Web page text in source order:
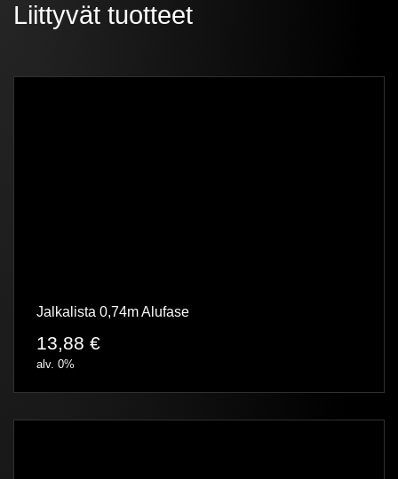
Liittyvät tuotteet
Jalkalista 0,74m Alufase
13,88 €
alv. 0%